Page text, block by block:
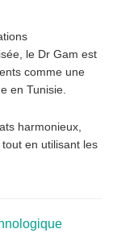
le Dr Gam est
comme une
en Tunisie.
harmonieux,
en utilisant les